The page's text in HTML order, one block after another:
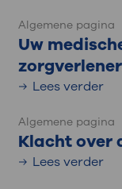
Algemene pagina
Uw
Lees verder
Algemene pagina
Klacht over
Lees verder